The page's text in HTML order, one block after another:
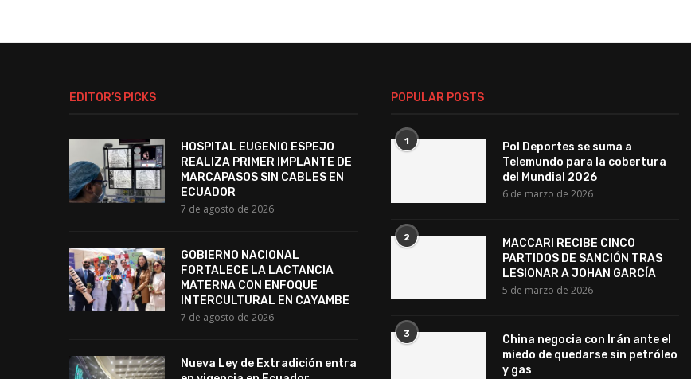
EDITOR’S PICKS
HOSPITAL EUGENIO ESPEJO
REALIZA PRIMER IMPLANTE DE
MARCAPASOS SIN CABLES EN
ECUADOR
7 de agosto de 2026
GOBIERNO NACIONAL
FORTALECE LA LACTANCIA
MATERNA CON ENFOQUE
INTERCULTURAL EN CAYAMBE
7 de agosto de 2026
Nueva Ley de Extradición entra
POPULAR POSTS
1
Pol Deportes se suma a
Telemundo para la cobertura
del Mundial 2026
6 de marzo de 2026
2
MACCARI RECIBE CINCO
PARTIDOS DE SANCIÓN TRAS
LESIONAR A JOHAN GARCÍA
5 de marzo de 2026
3
China negocia con Irán ante el
miedo de quedarse sin petróleo
y gas